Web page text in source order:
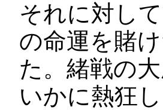
それに対し
の命運を賭
た。緒戦の
いかに熱狂